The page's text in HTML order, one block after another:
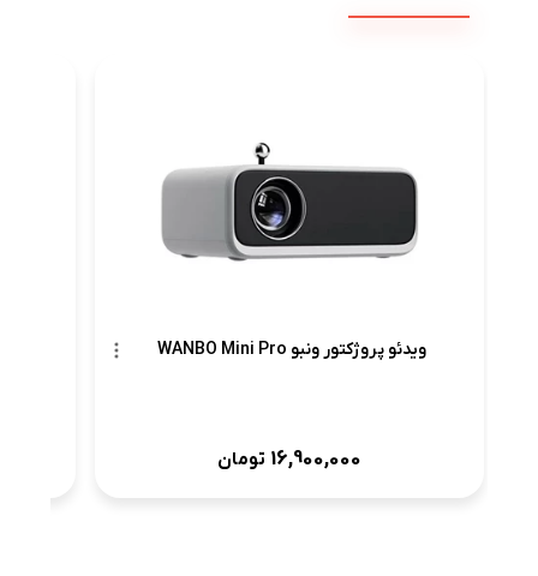
ویدئو پروژکتور ونبو WANBO Mini Pro
16,900,000 تومان